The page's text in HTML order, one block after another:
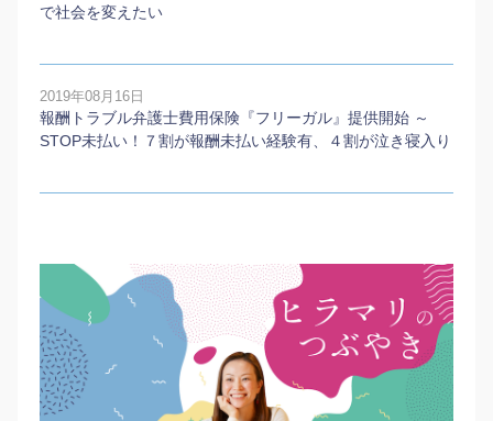
で社会を変えたい
2019年08月16日
報酬トラブル弁護士費用保険『フリーガル』提供開始 ～
STOP未払い！７割が報酬未払い経験有、４割が泣き寝入り